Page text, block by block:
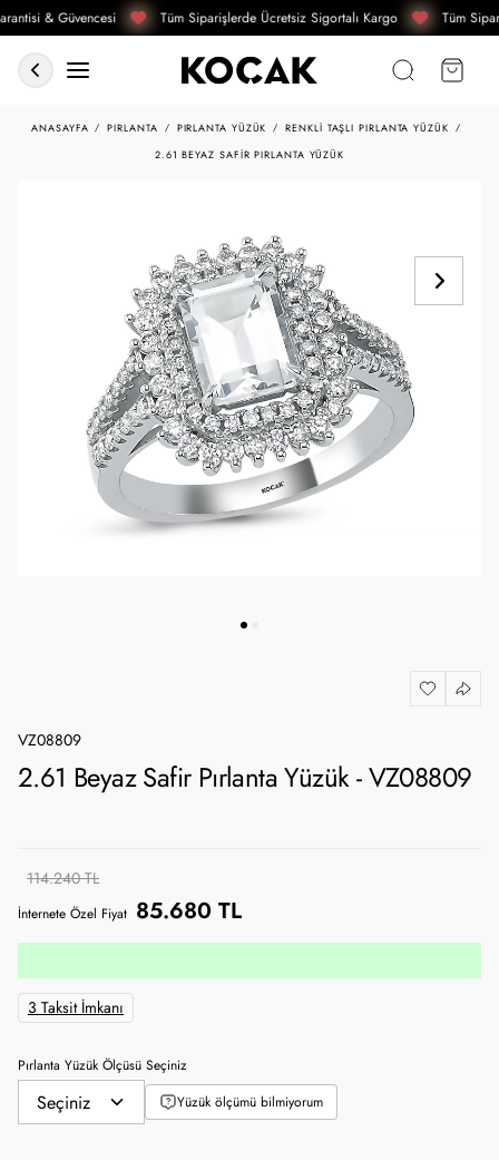
& Güvencesi Tüm Siparişlerde Ücretsiz Sigortalı Kargo Tüm
ANASAYFA PIRLANTA PIRLANTA YÜZÜK
RENKLI TAŞLI PIRLANTA YÜZÜK
2.61 BEYAZ SAFIR PIRLANTA YÜZÜK
VZ08809
2.61 Beyaz Safir Pırlanta Yüzük - VZ08809
114.240 TL
İnternete Özel Fiyat 85.680 TL
3 Taksit İmkanı
Pırlanta Yüzük Ölçüsü Seçiniz
Yüzük ölçümü bilmiyorum